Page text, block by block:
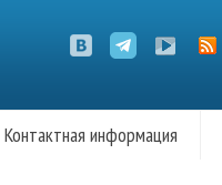
Контактная информация